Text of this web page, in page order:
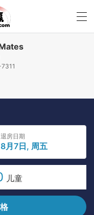
退房日期
8月7日, 周五
儿童